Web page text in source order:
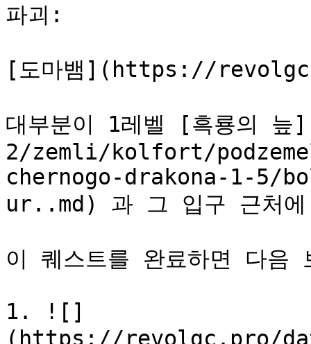
파괴:
[도마뱀](https://
대부분이 1레벨 [흑룡의
2/zemli/kolfort/
chernogo-drakona-1-5/
ur..md) 과 그 입구 근처
이 퀘스트를 완료하면 다음
1. ![]
(https://revolgc.pro/